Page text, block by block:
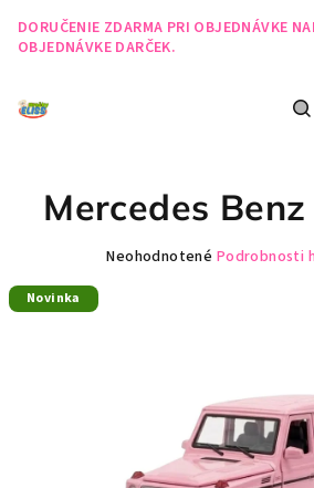
obsah
DORUČENIE ZDARMA PRI OBJEDNÁVKE
OBJEDNÁVKE DARČEK.
Mercedes
Priemerné
Neohodnotené Podrobnosti
Novinka